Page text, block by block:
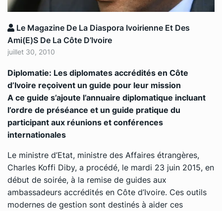
Le Magazine De La Diaspora Ivoirienne Et Des
Ami(e)s De La Côte D’Ivoire
juillet 30, 2010
Diplomatie: Les diplomates accrédités en Côte
d’Ivoire reçoivent un guide pour leur mission
A ce guide s’ajoute l’annuaire diplomatique incluant
l’ordre de préséance et un guide pratique du
participant aux réunions et conférences
internationales
Le ministre d’Etat, ministre des Affaires étrangères,
Charles Koffi Diby, a procédé, le mardi 23 juin 2015, en
début de soirée, à la remise de guides aux
ambassadeurs accrédités en Côte d’Ivoire. Ces outils
modernes de gestion sont destinés à aider ces